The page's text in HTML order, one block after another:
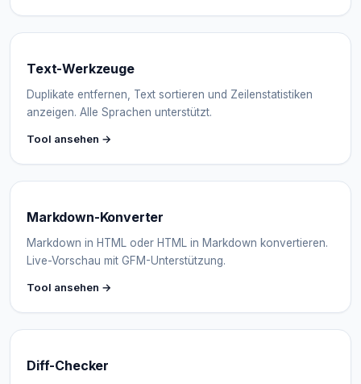
Text-Werkzeuge
Duplikate entfernen, Text sortieren und Zeilenstatistiken
anzeigen. Alle Sprachen unterstützt.
Tool ansehen →
Markdown-Konverter
Markdown in HTML oder HTML in Markdown konvertieren.
Live-Vorschau mit GFM-Unterstützung.
Tool ansehen →
Diff-Checker